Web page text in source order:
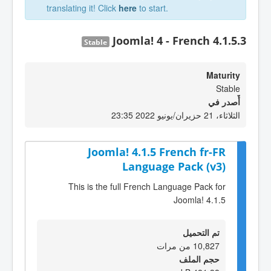
translating it! Click here to start.
Joomla! 4 - French 4.1.5.3
Stable
Maturity
Stable
أٌصدر في
الثلاثاء، 21 حزيران/يونيو 2022 23:35
Joomla! 4.1.5 French fr-FR
Language Pack (v3)
This is the full French Language Pack for
Joomla! 4.1.5
تم التحميل
10,827 من مرات
حجم الملف